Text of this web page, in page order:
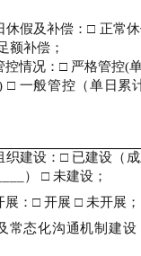
休假及补偿：□ 正常
额补偿；
情况： □ 严格管控(
□ 一般管控（单日累
建设： □ 已建设（
） □ 未建设；
： □ 开展 □ 未开展；
常态化沟通机制建设